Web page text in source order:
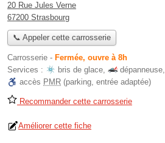
20 Rue Jules Verne
67200 Strasbourg
📞 Appeler cette carrosserie
Carrosserie - Fermée, ouvre à 8h
Services :
bris de glace, dépanneuse,
accès PMR (parking, entrée adaptée)
Recommander cette carrosserie
Améliorer cette fiche